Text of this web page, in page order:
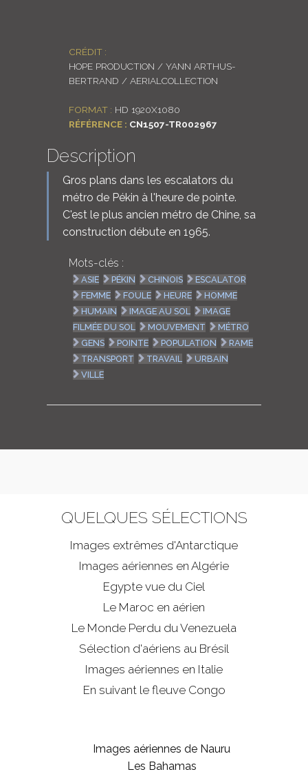
CRÉDIT :
HOPE PRODUCTION / YANN ARTHUS-
BERTRAND / AERIALCOLLECTION
FORMAT : HD 1920X1080
RÉFÉRENCE : CN1507-TR002967
Description
Gros plans dans les escalators du
métro de Pékin à l'heure de pointe.
C'est le plus ancien métro de Chine, sa
construction débute en 1965.
Mots-clés :
ASIE PÉKIN CHINOIS
ESCALATOR
FEMME
FOULE HEURE
HOMME
HUMAIN
IMAGE AU SOL
IMAGE
FILMÉE DU SOL
MOUVEMENT
MÉTRO
GENS
POINTE POPULATION
RAME
TRANSPORT
TRAVAIL
URBAIN
VILLE
QUELQUES SÉLECTIONS
Images extrêmes d'Antarctique
Images aériennes en Algérie
Egypte vue du Ciel
Le Maroc en aérien
Le Monde Perdu du Venezuela
Sélection d'aériens au Brésil
Images aériennes en Italie
En suivant le fleuve Congo
Images aériennes de Nauru
Les Bahamas